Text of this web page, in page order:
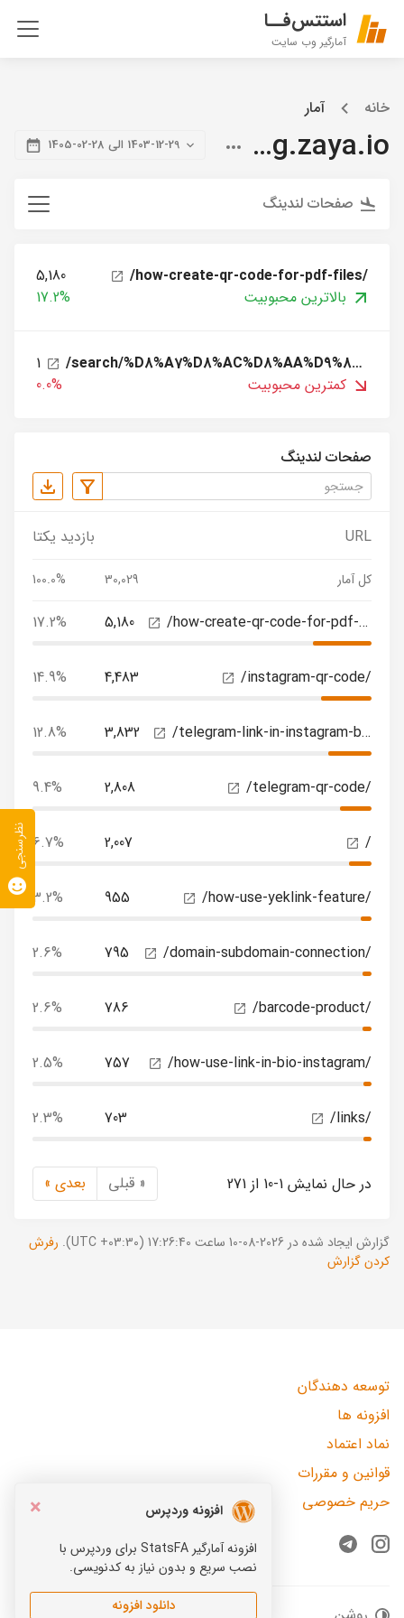
استتس‌فــا
آمارگیر وب سایت
خانه آمار
blog.zaya.io 1403-12-29 الی 28-02-1405
صفحات لندینگ
/how-create-qr-code-for-pdf-files/
5,180
بالاترین محبوبیت
17.2%
/search/%D8%A7%D8%AC%D8%AA%D9%85%D8%A7%D8%B9%DB%8C/page/6/
1
کمترین محبوبیت
0.0%
صفحات لندینگ
URL بازدید یکتا
کل آمار 30,029
100.0%
/how-create-qr-code-for-pdf-files/
5,180
17.2%
/instagram-qr-code/
4,483
14.9%
/telegram-link-in-instagram-bio/
3,832
12.8%
/telegram-qr-code/
2,808
9.4%
/
2,007
6.7%
/how-use-yeklink-feature/
955
3.2%
/domain-subdomain-connection/
795
2.6%
/barcode-product/
786
2.6%
/how-use-link-in-bio-instagram/
757
2.5%
/links/
703
2.3%
در حال نمایش 1-10 از 271 « قبلی بعدی »
گزارش ایجاد شده در 2026-08-10 ساعت 17:26:40 (UTC +03:30).
رفرش
کردن گزارش
×
افزونه وردپرس
افزونه آمارگیر StatsFA برای وردپرس با
نصب سریع و بدون نیاز به کدنویسی.
دانلود افزونه
توسعه دهندگان
افزونه ها
نماد اعتماد
قوانین و مقررات
حریم خصوصی
Instagram
Telegram
نظرسنجی